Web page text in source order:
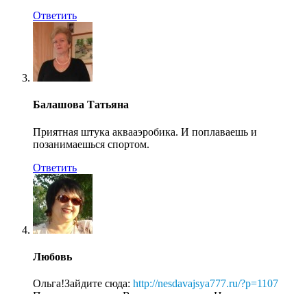
Ответить
Балашова Татьяна
Приятная штука аквааэробика. И поплаваешь и
позанимаешься спортом.
Ответить
Любовь
Ольга!Зайдите сюда: http://nesdavajsya777.ru/?p=1107